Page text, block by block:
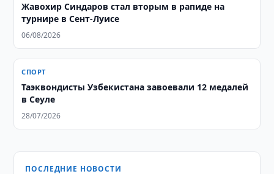
Жавохир Синдаров стал вторым в рапиде на
турнире в Сент-Луисе
06/08/2026
СПОРТ
Таэквондисты Узбекистана завоевали 12 медалей
в Сеуле
28/07/2026
ПОСЛЕДНИЕ НОВОСТИ